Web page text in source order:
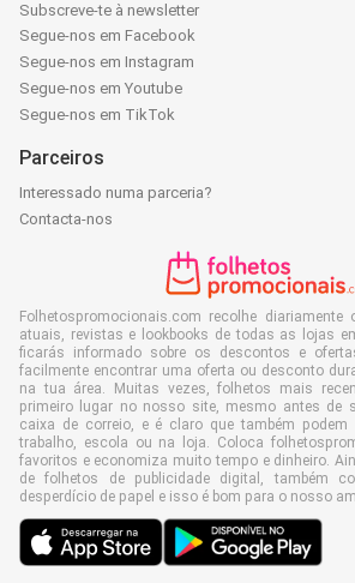
Subscreve-te à newsletter
Segue-nos em Facebook
Segue-nos em Instagram
Segue-nos em Youtube
Segue-nos em TikTok
Parceiros
Interessado numa parceria?
Contacta-nos
Folhetospromocionais.com recolhe
atuais, revistas e lookbooks de todas as lojas
ficarás informado sobre os descontos e
facilmente encontrar uma oferta ou desconto
na tua área. Muitas vezes, folhetos mais
primeiro lugar no nosso site, mesmo antes de
caixa de correio, e é claro que também
trabalho, escola ou na loja. Coloca
favoritos e economiza muito tempo e dinheiro.
de folhetos de publicidade digital, também
desperdício de papel e isso é bom para o nosso